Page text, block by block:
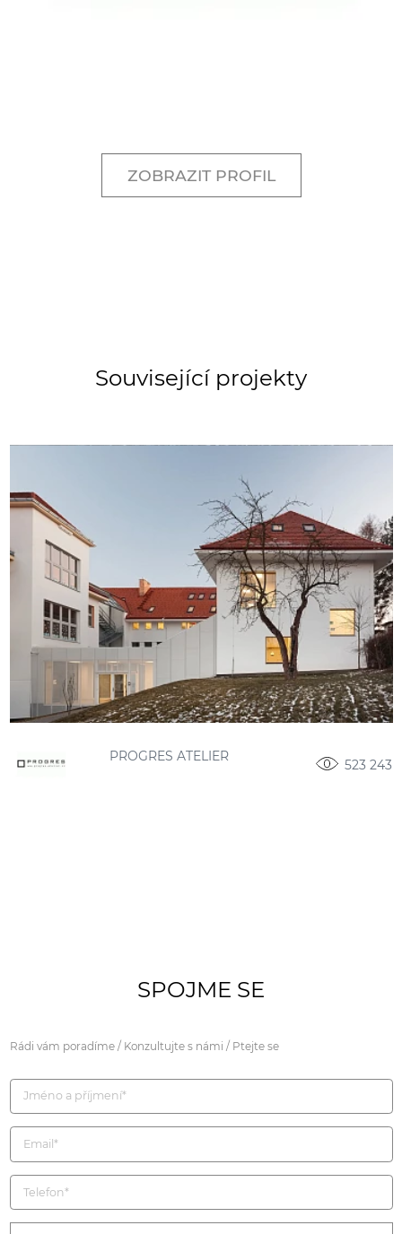
ZOBRAZIT PROFIL
Související projekty
PROGRES ATELIER
523 243
SPOJME SE
Rádi vám poradíme / Konzultujte s námi / Ptejte se